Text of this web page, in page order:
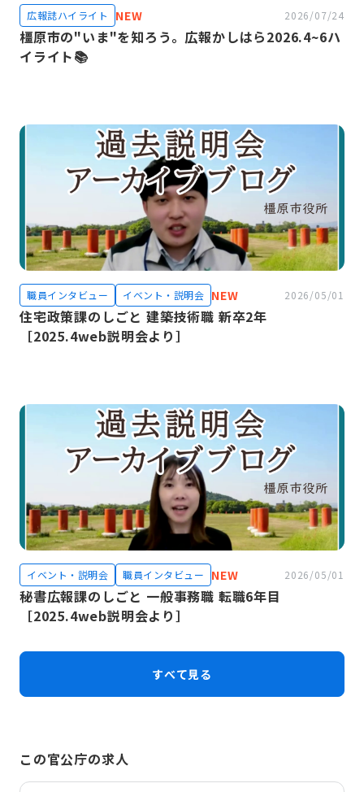
橿原市の"いま"を知ろう。広報かしはら2026.4~6ハ
イライト📚
広報誌ハイライト NEW 2026/07/24
住宅政策課のしごと 建築技術職 新卒2年
［2025.4web説明会より］
職員インタビュー イベント・説明会 NEW 2026/05/01
秘書広報課のしごと 一般事務職 転職6年目
［2025.4web説明会より］
イベント・説明会 職員インタビュー NEW 2026/05/01
すべて見る
この官公庁の求人